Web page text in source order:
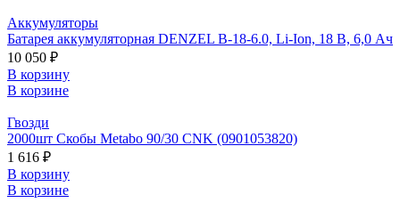
Аккумуляторы
Батарея аккумуляторная DENZEL B-18-6.0, Li-Ion, 18 В, 6,0 Ач
10 050 ₽
В корзину
В корзине
Гвозди
2000шт Скобы Metabo 90/30 CNK (0901053820)
1 616 ₽
В корзину
В корзине